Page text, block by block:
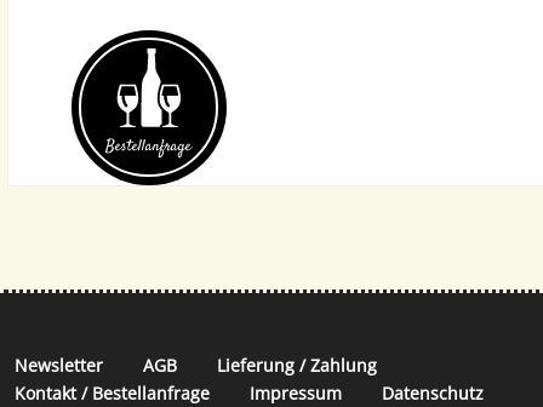
Bestell­anfrage
Newsletter AGB
Lieferung / Zahlung
Kontakt / Bestellanfrage
Impressum
Datenschutz